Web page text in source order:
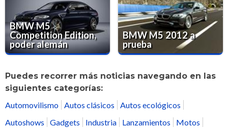
BMW M5
Competition Edition,
poder alemán
BMW M5 2012 a
prueba
Puedes recorrer más noticias navegando en las
siguientes categorías:
Automovilismo Autos clásicos
Autos ecológicos
Autoshows
Gadgets Industria Lanzamientos
Motos